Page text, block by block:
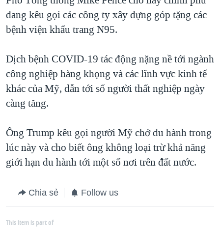
đang kêu gọi các công ty xây dựng góp tặng các
bệnh viện khẩu trang N95.
Dịch bệnh COVID-19 tác động nặng nề tới ngành
công nghiệp hàng khọng và các lĩnh vực kinh tế
khác của Mỹ, dẫn tới số người thất nghiệp ngày
càng tăng.
Ông Trump kêu gọi người Mỹ chớ du hành trong
lúc này và cho biết ông không loại trừ khả năng
giới hạn du hành tới một số nơi trên đất nước.
Chia sẻ Follow us
This item is part of